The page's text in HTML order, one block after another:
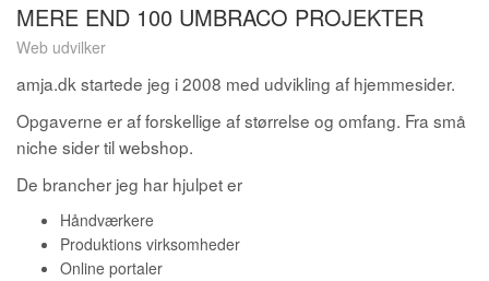
MERE END 100 UMBRACO PROJEKTER
Web udvilker
amja.dk startede jeg i 2008 med udvikling af hjemmesider.
Opgaverne er af forskellige af størrelse og omfang. Fra små
niche sider til webshop.
De brancher jeg har hjulpet er
Håndværkere
Produktions virksomheder
Online portaler